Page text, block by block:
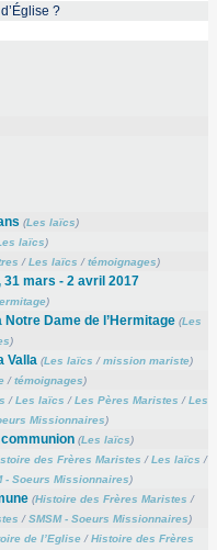
?
(Les laïcs)
laïcs)
/Les laïcs /témoignages)
31 mars - 2 avril 2017
)
Dame de l’Hermitage (Les
)
Valla (Les laïcs /mission mariste)
/témoignages)
/Les laïcs /Les Pères Maristes /Les
Missionnaires)
(Les laïcs)
des Frères Maristes /Les laïcs /
- Soeurs Missionnaires)
(Histoire des Frères Maristes /
/SMSM - Soeurs Missionnaires)
de l’Eglise/Histoire des Frères